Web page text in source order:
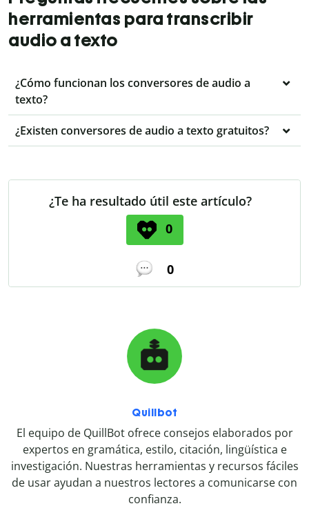
herramientas para transcribir
audio a texto
¿Cómo funcionan los conversores de audio a
texto?
¿Existen conversores de audio a texto gratuitos?
¿Te ha resultado útil este artículo?
0
0
Quillbot
El equipo de QuillBot ofrece consejos elaborados por
expertos en gramática, estilo, citación, lingüística e
investigación. Nuestras herramientas y recursos fáciles
de usar ayudan a nuestros lectores a comunicarse con
confianza.